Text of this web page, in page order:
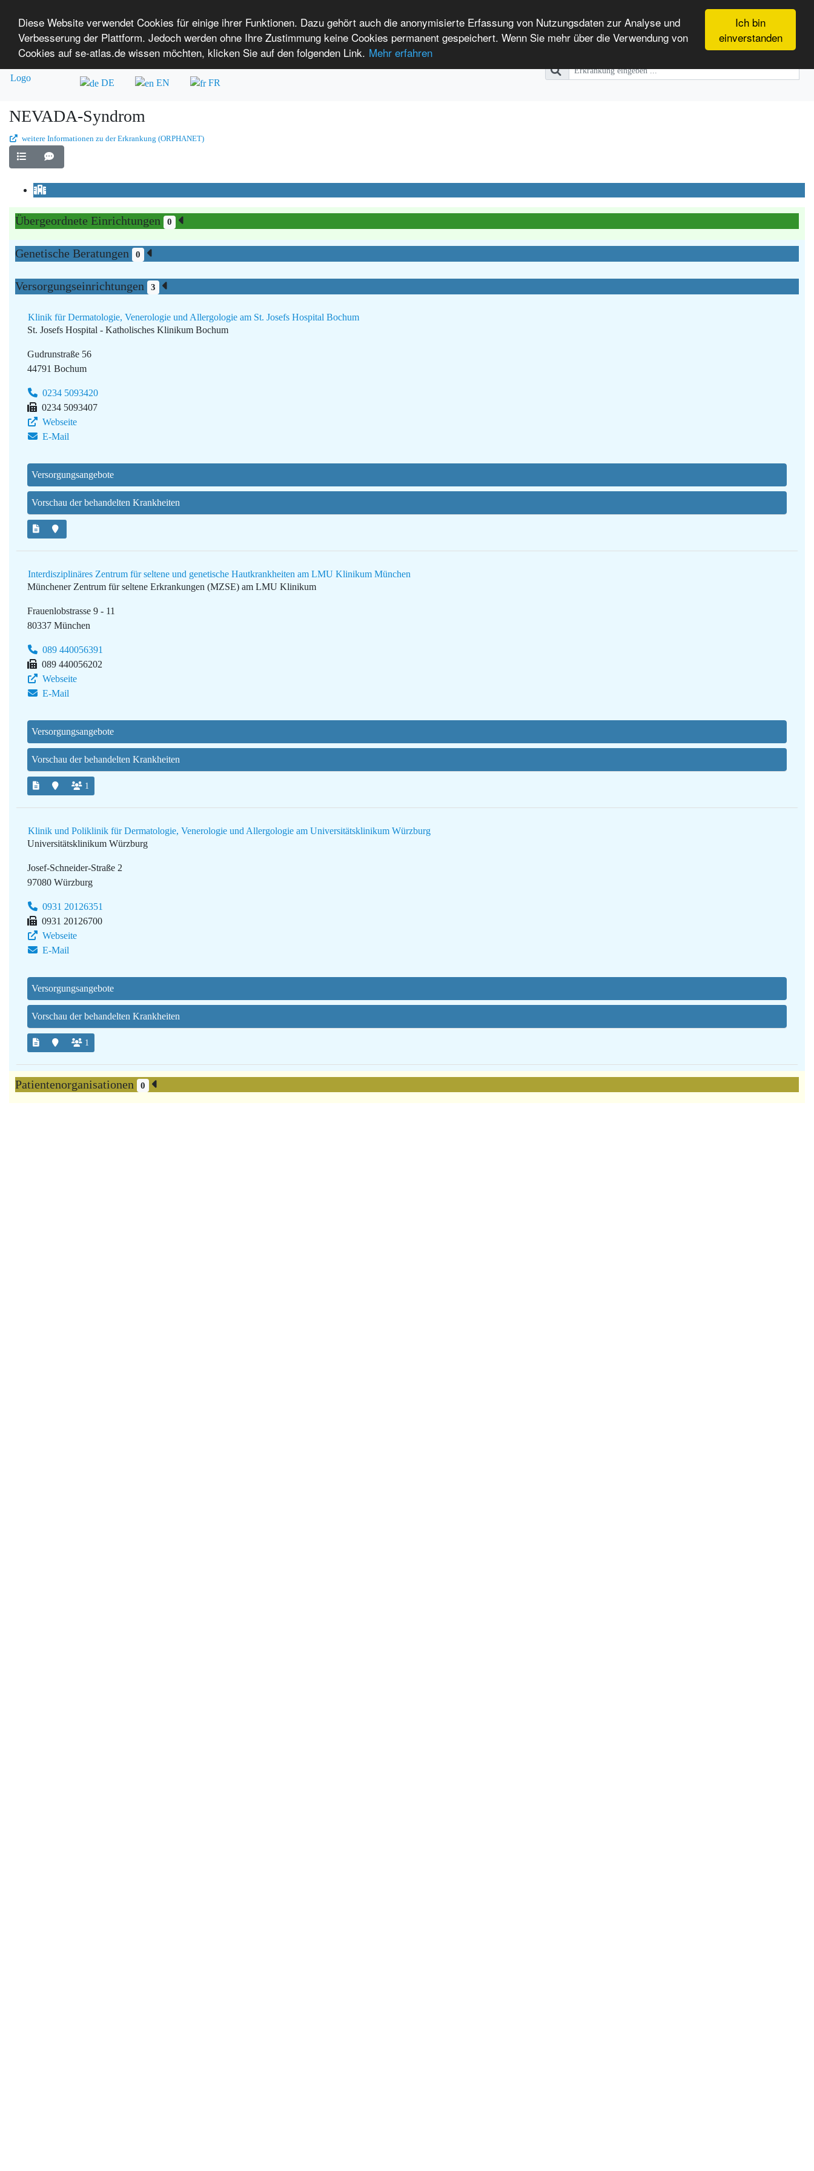
Ich bin
einverstanden
Diese Website verwendet Cookies für einige ihrer Funktionen. Dazu gehört auch die anonymisierte Erfassung von Nutzungsdaten zur Analyse und
Verbesserung der Plattform. Jedoch werden ohne Ihre Zustimmung keine Cookies permanent gespeichert. Wenn Sie mehr über die Verwendung von
Cookies auf se-atlas.de wissen möchten, klicken Sie auf den folgenden Link. Mehr erfahren
SE-ATLAS
Versorgungsatlas für Menschen mit seltenen Erkrankungen
Überblick über Einrichtungen Über uns Anmelden Leichte Sprache International Patients
DE EN FR
NEVADA-Syndrom
weitere Informationen zu der Erkrankung (ORPHANET)
Übergeordnete Einrichtungen 0
Genetische Beratungen 0
Versorgungseinrichtungen 3
Klinik für Dermatologie, Venerologie und Allergologie am St. Josefs Hospital Bochum
St. Josefs Hospital - Katholisches Klinikum Bochum
Gudrunstraße 56
44791 Bochum
0234 5093420
0234 5093407
Webseite
E-Mail
Versorgungsangebote
Vorschau der behandelten Krankheiten
Interdisziplinäres Zentrum für seltene und genetische Hautkrankheiten am LMU Klinikum München
Münchener Zentrum für seltene Erkrankungen (MZSE) am LMU Klinikum
Frauenlobstrasse 9 - 11
80337 München
089 440056391
089 440056202
Webseite
E-Mail
Versorgungsangebote
Vorschau der behandelten Krankheiten
1
Klinik und Poliklinik für Dermatologie, Venerologie und Allergologie am Universitätsklinikum Würzburg
Universitätsklinikum Würzburg
Josef-Schneider-Straße 2
97080 Würzburg
0931 20126351
0931 20126700
Webseite
E-Mail
Versorgungsangebote
Vorschau der behandelten Krankheiten
1
Patientenorganisationen 0